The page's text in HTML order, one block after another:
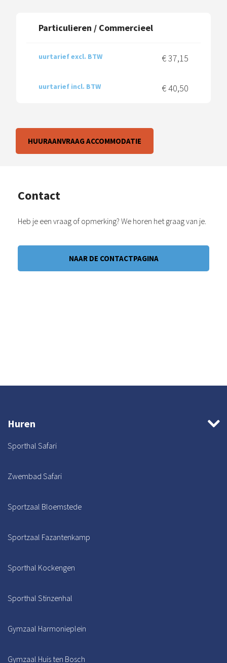
Particulieren / Commercieel
uurtarief excl. BTW € 37,15
uurtarief incl. BTW € 40,50
HUURAANVRAAG ACCOMMODATIE
Contact
Heb je een vraag of opmerking? We horen het graag van je.
NAAR DE CONTACTPAGINA
Huren
Sporthal Safari
Zwembad Safari
Sportzaal Bloemstede
Sportzaal Fazantenkamp
Sporthal Kockengen
Sporthal Stinzenhal
Gymzaal Harmonieplein
Gymzaal Huis ten Bosch